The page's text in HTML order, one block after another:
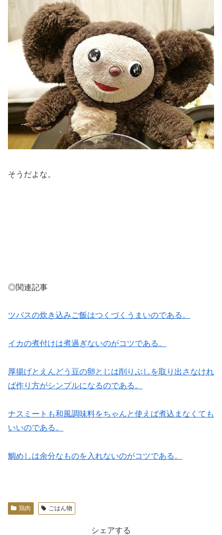
そうだよな。
◎関連記事
ツバスの炊き込みご飯はつくづくうまいのである。
イカの煮付けは煮過ぎないのがコツである。
厚揚げとえんどう豆の卵とじは削りぶしを取り出さなけれ
ば作り方がシンプルになるのである。
ナスミートも和風調味料をちゃんと使えば煮込まなくても
いいのである。
鯛めしは余分なものを入れないのがコツである。
鶏肉 ごはん物
シェアする